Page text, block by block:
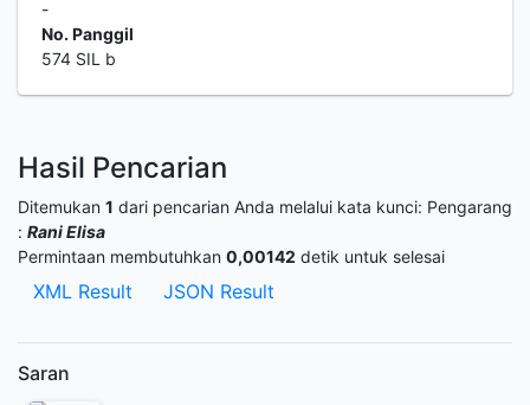
-
No. Panggil
574 SIL b
Hasil Pencarian
Ditemukan 1 dari pencarian Anda melalui kata kunci: Pengarang
: Rani Elisa
Permintaan membutuhkan 0,00142 detik untuk selesai
XML Result JSON Result
Saran